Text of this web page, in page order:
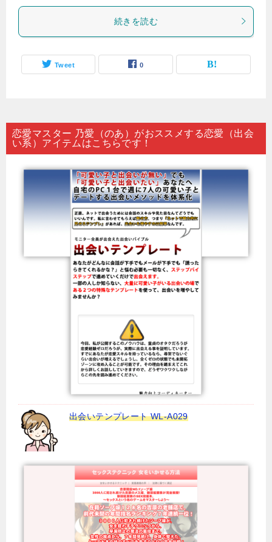
続きを読む
Tweet 0
恋愛マスター 乃愛（のあ）がおススメする恋愛（出会
い系）アイテムはこちらです！
出会いテンプレート WL-A029